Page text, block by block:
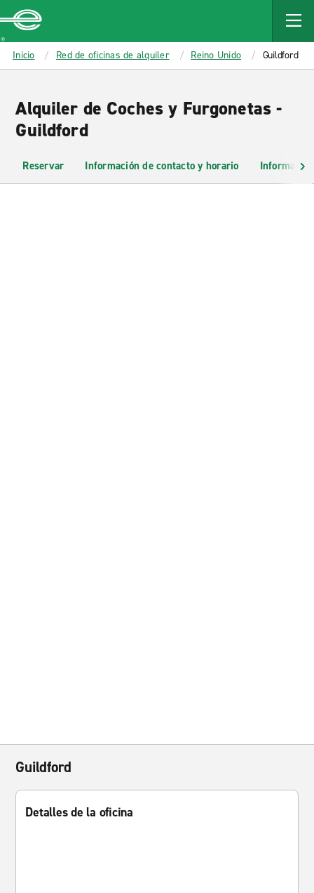
MAIN
CONTENT
Enterprise
Inicio Red de oficinas de alquiler Reino Unido Guildford
Alquiler de Coches y Furgonetas -
Guildford
Reservar Información de contacto y horario
Guildford
Detalles de la oficina